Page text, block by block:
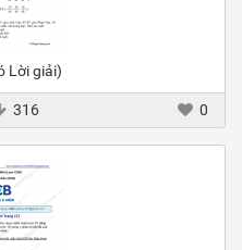
Lời giải)
316 0